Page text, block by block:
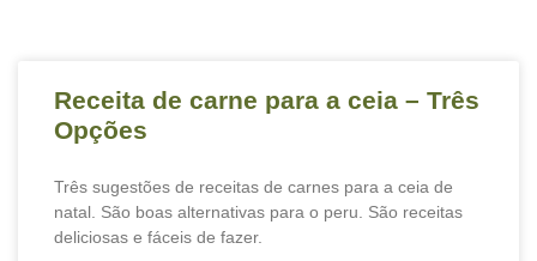
Receita de carne para a ceia – Três
Opções
Três sugestões de receitas de carnes para a ceia de
natal. São boas alternativas para o peru. São receitas
deliciosas e fáceis de fazer.